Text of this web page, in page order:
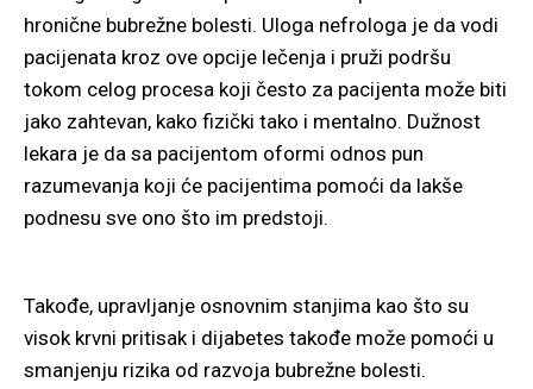
hronične bubrežne bolesti. Uloga nefrologa je da vodi
pacijenata kroz ove opcije lečenja i pruži podršu
tokom celog procesa koji često za pacijenta može biti
jako zahtevan, kako fizički tako i mentalno. Dužnost
lekara je da sa pacijentom oformi odnos pun
razumevanja koji će pacijentima pomoći da lakše
podnesu sve ono što im predstoji.
Takođe, upravljanje osnovnim stanjima kao što su
visok krvni pritisak i dijabetes takođe može pomoći u
smanjenju rizika od razvoja bubrežne bolesti.